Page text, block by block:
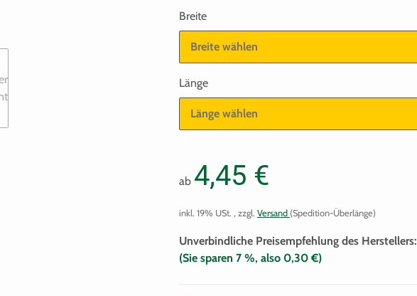
Breite
Breite wählen
Länge
Länge wählen
ab 4,45 €
inkl. 19% USt. , zzgl. Versand (Spedition-Überlänge)
Unverbindliche Preisempfehlung des Herstellers:
(Sie sparen 7 %, also 0,30 €)